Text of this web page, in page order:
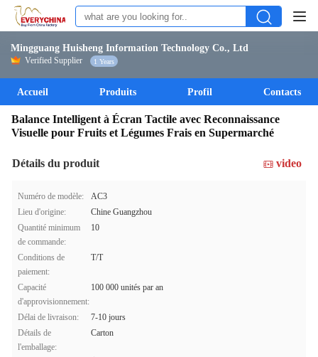
Mingguang Huisheng Information Technology Co., Ltd
Verified Supplier 1 Years
Accueil Produits Profil Contacts
Balance Intelligent à Écran Tactile avec Reconnaissance
Visuelle pour Fruits et Légumes Frais en Supermarché
Détails du produit video
Numéro de modèle:
AC3
Lieu d'origine:
Chine Guangzhou
Quantité minimum
de commande:
10
Conditions de
paiement:
T/T
Capacité
d'approvisionnement:
100 000 unités par an
Délai de livraison:
7-10 jours
Détails de
l'emballage:
Carton